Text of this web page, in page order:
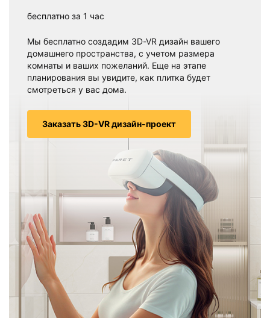
бесплатно за 1 час
Мы бесплатно создадим 3D-VR дизайн вашего
домашнего пространства, с учетом размера
комнаты и ваших пожеланий. Еще на этапе
планирования вы увидите, как плитка будет
смотреться у вас дома.
Заказать 3D-VR дизайн-проект